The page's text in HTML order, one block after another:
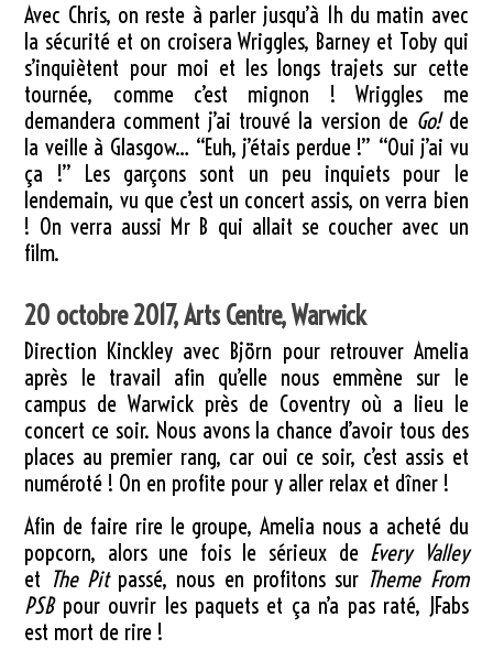
Avec Chris, on reste à parler jusqu’à 1h du matin avec
la sécurité et on croisera Wriggles, Barney et Toby qui
s’inquiètent pour moi et les longs trajets sur cette
tournée, comme c’est mignon ! Wriggles me
demandera comment j’ai trouvé la version de Go!de
la veille à Glasgow… “Euh, j’étais perdue !” “Oui j’ai vu
ça !” Les garçons sont un peu inquiets pour le
lendemain, vu que c’est un concert assis, on verra bien
! On verra aussi Mr B qui allait se coucher avec un
film.
20 octobre 2017, Arts Centre, Warwick
Direction Kinckley avec Björn pour retrouver Amelia
après le travail afin qu’elle nous emmène sur le
campus de Warwick près de Coventry où a lieu le
concert ce soir. Nous avons la chance d’avoir tous des
places au premier rang, car oui ce soir, c’est assis et
numéroté ! On en profite pour y aller relax et dîner !
Afin de faire rire le groupe, Amelia nous a acheté du
popcorn, alors une fois le sérieux de Every Valley
et The Pitpassé, nous en profitons sur Theme From
PSBpour ouvrir les paquets et ça n’a pas raté, JFabs
est mort de rire !